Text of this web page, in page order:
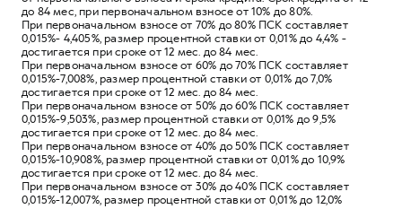
до 84 мес, при первоначальном взносе от 10% до 80%.
При первоначальном взносе от 70% до 80% ПСК составляет
0,015%- 4,405%, размер процентной ставки от 0,01% до 4,4% -
достигается при сроке от 12 мес. до 84 мес.
При первоначальном взносе от 60% до 70% ПСК составляет
0,015%-7,008%, размер процентной ставки от 0,01% до 7,0%
достигается при сроке от 12 мес. до 84 мес.
При первоначальном взносе от 50% до 60% ПСК составляет
0,015%-9,503%, размер процентной ставки от 0,01% до 9,5%
достигается при сроке от 12 мес. до 84 мес.
При первоначальном взносе от 40% до 50% ПСК составляет
0,015%-10,908%, размер процентной ставки от 0,01% до 10,9%
достигается при сроке от 12 мес. до 84 мес.
При первоначальном взносе от 30% до 40% ПСК составляет
0,015%-12,007%, размер процентной ставки от 0,01% до 12,0%